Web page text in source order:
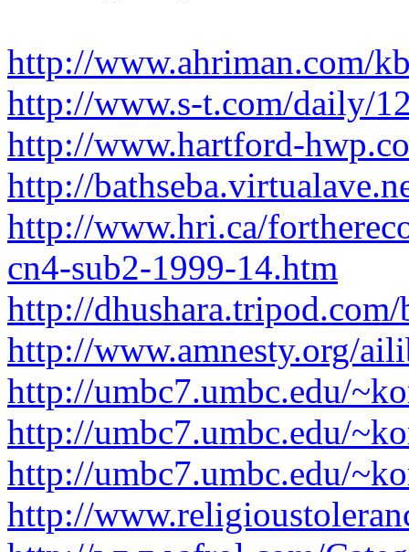
http://www.ahriman.com/
http://www.s-t.com/daily/
http://www.hartford-
http://
http://www.hri.ca/
cn4-sub2-1999-14.htm
http://
http://www.amnesty.org/
http://umbc7.umbc.edu/
http://umbc7.umbc.edu/
http://umbc7.umbc.edu/
http://